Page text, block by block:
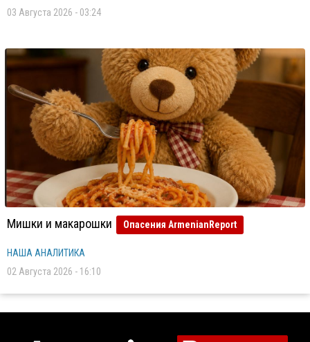
03 Августа 2026 - 03:24
Мишки и макарошки Опасения ArmenianReport
НАША АНАЛИТИКА
02 Августа 2026 - 16:10